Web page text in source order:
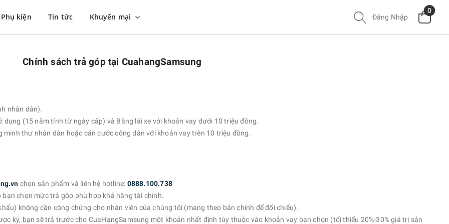
Phụ kiện Tin tức Khuyến mại Đăng Nhập
0
Chính sách trả góp tại CuahangSamsung
nhân dân).
(15 năm tính từ ngày cấp) và Bằng lái xe với khoản vay dưới 10 triệu đồng.
thư nhân dân hoặc căn cước công dân với khoản vay trên 10 triệu đồng.
chọn sản phẩm và liên hệ hotline: 0888.100.738
chọn mức trả góp phù hợp khả năng tài chính.
không cần công chứng cho nhân viên của chúng tôi (mang theo bản chính để đối chiếu).
ký, bạn sẽ trả trước cho CuaHangSamsung một khoản nhất định tùy thuộc vào khoản vay bạn chọn (tối thiểu 20%-30% giá trị sản